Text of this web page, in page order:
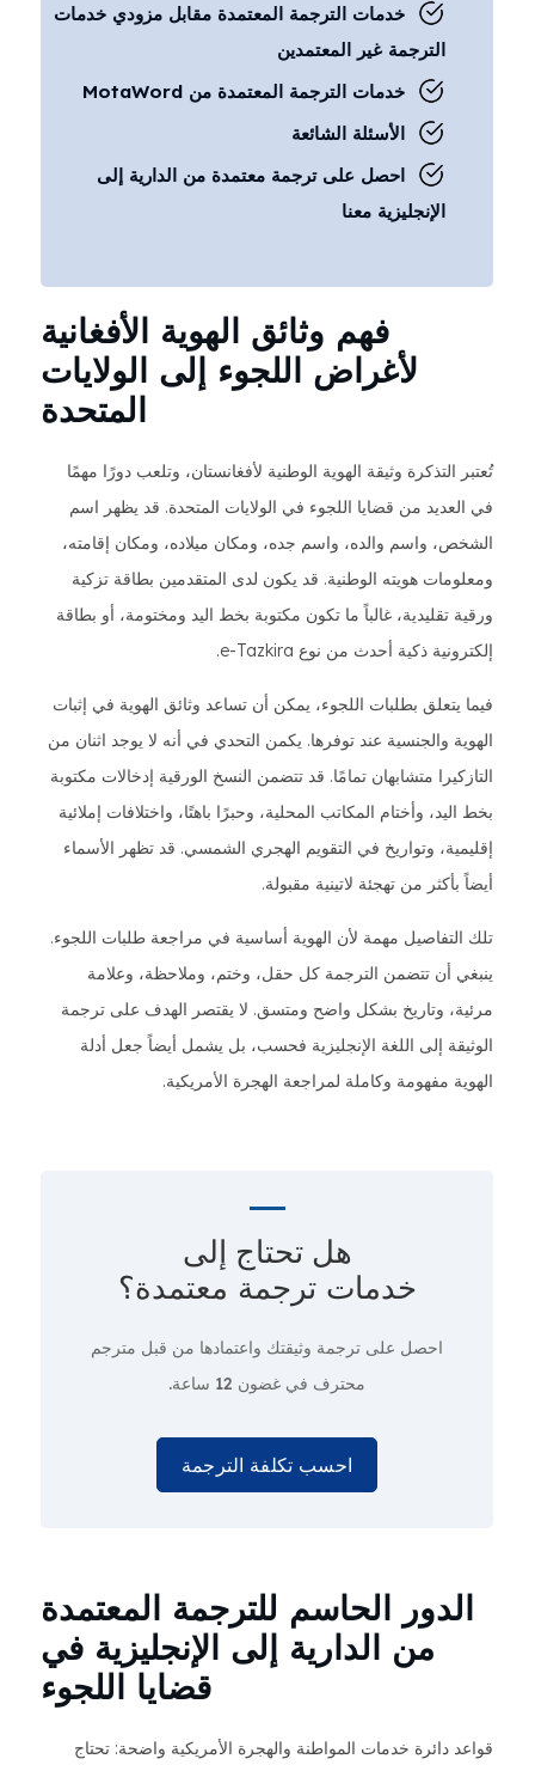
خدمات الترجمة المعتمدة مقابل مزودي خدمات
الترجمة غير المعتمدين
خدمات الترجمة المعتمدة من MotaWord
الأسئلة الشائعة
احصل على ترجمة معتمدة من الدارية إلى
الإنجليزية معنا
فهم وثائق الهوية الأفغانية
لأغراض اللجوء إلى الولايات
المتحدة
تُعتبر التذكرة وثيقة الهوية الوطنية لأفغانستان، وتلعب دورًا مهمًا
في العديد من قضايا اللجوء في الولايات المتحدة. قد يظهر اسم
الشخص، واسم والده، واسم جده، ومكان ميلاده، ومكان إقامته،
ومعلومات هويته الوطنية. قد يكون لدى المتقدمين بطاقة تزكية
ورقية تقليدية، غالباً ما تكون مكتوبة بخط اليد ومختومة، أو بطاقة
إلكترونية ذكية أحدث من نوع e-Tazkira.
فيما يتعلق بطلبات اللجوء، يمكن أن تساعد وثائق الهوية في إثبات
الهوية والجنسية عند توفرها. يكمن التحدي في أنه لا يوجد اثنان من
التازكيرا متشابهان تمامًا. قد تتضمن النسخ الورقية إدخالات مكتوبة
بخط اليد، وأختام المكاتب المحلية، وحبرًا باهتًا، واختلافات إملائية
إقليمية، وتواريخ في التقويم الهجري الشمسي. قد تظهر الأسماء
أيضاً بأكثر من تهجئة لاتينية مقبولة.
تلك التفاصيل مهمة لأن الهوية أساسية في مراجعة طلبات اللجوء.
ينبغي أن تتضمن الترجمة كل حقل، وختم، وملاحظة، وعلامة
مرئية، وتاريخ بشكل واضح ومتسق. لا يقتصر الهدف على ترجمة
الوثيقة إلى اللغة الإنجليزية فحسب، بل يشمل أيضاً جعل أدلة
الهوية مفهومة وكاملة لمراجعة الهجرة الأمريكية.
هل تحتاج إلى
خدمات ترجمة معتمدة؟
احصل على ترجمة وثيقتك واعتمادها من قبل مترجم
محترف في غضون 12 ساعة.
احسب تكلفة الترجمة
الدور الحاسم للترجمة المعتمدة
من الدارية إلى الإنجليزية في
قضايا اللجوء
قواعد دائرة خدمات المواطنة والهجرة الأمريكية واضحة: تحتاج